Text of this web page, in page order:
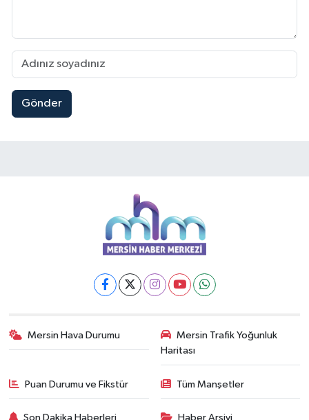
Gönder
Mersin Hava Durumu
Mersin Trafik Yoğunluk
Haritası
Puan Durumu ve Fikstür Tüm Manşetler
Son Dakika Haberleri Haber Arşivi